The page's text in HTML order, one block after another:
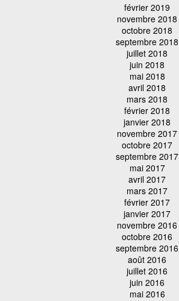
février 2019
novembre 2018
octobre 2018
septembre 2018
juillet 2018
juin 2018
mai 2018
avril 2018
mars 2018
février 2018
janvier 2018
novembre 2017
octobre 2017
septembre 2017
mai 2017
avril 2017
mars 2017
février 2017
janvier 2017
novembre 2016
octobre 2016
septembre 2016
août 2016
juillet 2016
juin 2016
mai 2016